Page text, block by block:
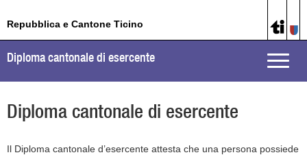
Repubblica e Cantone Ticino
Toggle
Diploma cantonale di esercente
Diploma cantonale di esercente
Il Diploma cantonale d’esercente attesta che una persona possiede